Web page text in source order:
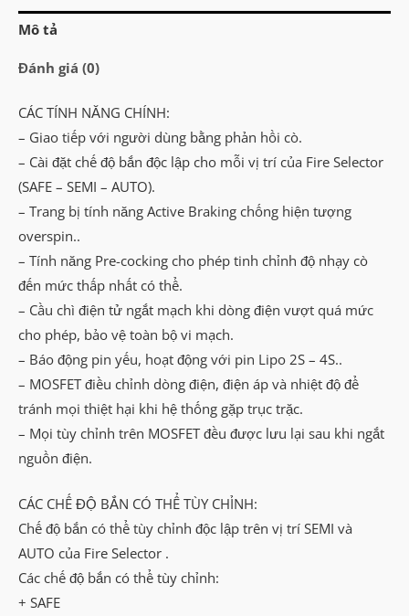
(V1.1)
Drop-
in
MOSFET
số
lượng
Mô tả
Đánh giá (0)
CÁC TÍNH NĂNG CHÍNH:
– Giao tiếp với người dùng bằng phản hồi cò.
– Cài đặt chế độ bắn độc lập cho mỗi vị trí của Fire Selector
(SAFE – SEMI – AUTO).
– Trang bị tính năng Active Braking chống hiện tượng
overspin..
– Tính năng Pre-cocking cho phép tinh chỉnh độ nhạy cò
đến mức thấp nhất có thể.
– Cầu chì điện tử ngắt mạch khi dòng điện vượt quá mức
cho phép, bảo vệ toàn bộ vi mạch.
– Báo động pin yếu, hoạt động với pin Lipo 2S – 4S..
– MOSFET điều chỉnh dòng điện, điện áp và nhiệt độ để
tránh mọi thiệt hại khi hệ thống gặp trục trặc.
– Mọi tùy chỉnh trên MOSFET đều được lưu lại sau khi ngắt
nguồn điện.
CÁC CHẾ ĐỘ BẮN CÓ THỂ TÙY CHỈNH:
Chế độ bắn có thể tùy chỉnh độc lập trên vị trí SEMI và
AUTO của Fire Selector .
Các chế độ bắn có thể tùy chỉnh:
+ SAFE